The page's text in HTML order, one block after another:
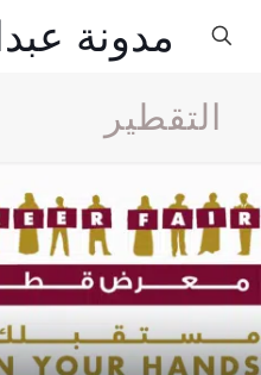
مدونة
التقطير